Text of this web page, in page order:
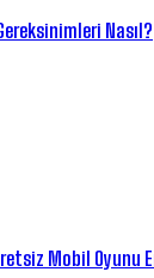
Nasıl?
Mobil Oyunu